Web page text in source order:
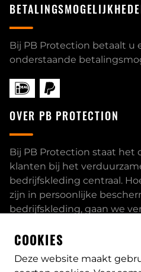
Bij PB Protection betaalt u
onderstaande
OVER PB PROTECTION
Bij PB Protection staat het
klanten bij het
bedrijfskleding centraal.
zijn in persoonlijke
bedrijfskleding, gaan we
bieden een uitgebreid
COOKIES
Deze website maakt